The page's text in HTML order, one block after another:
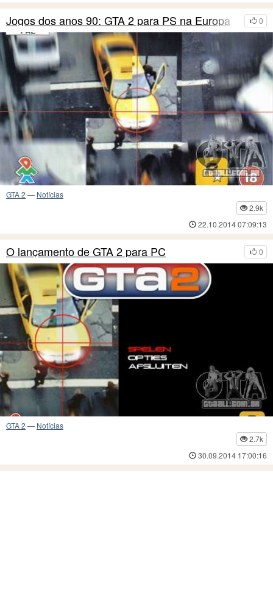
0
Jogos dos anos 90: GTA 2 para PS na Europa
GTA 2 — Notícias
2.9k
22.10.2014 07:09:13
0
O lançamento de GTA 2 para PC
GTA 2 — Notícias
2.7k
30.09.2014 17:00:16